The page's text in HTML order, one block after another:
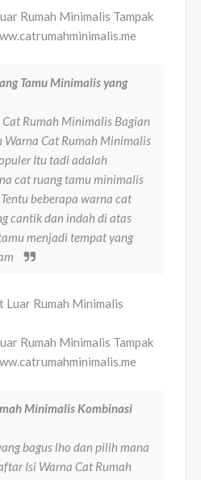
Rumah Minimalis Tampak
Tamu Minimalis yang
Rumah Minimalis Bagian
Cat Rumah Minimalis
Itu tadi adalah
cat ruang tamu minimalis
beberapa warna cat
cantik dan indah di atas
menjadi tempat yang
Rumah Minimalis Tampak
Minimalis Kombinasi
bagus lho dan pilih mana
Isi Warna Cat Rumah